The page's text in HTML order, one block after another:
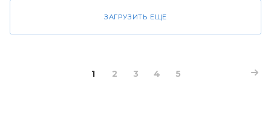
ЗАГРУЗИТЬ ЕЩЕ
1 2 3 4 5